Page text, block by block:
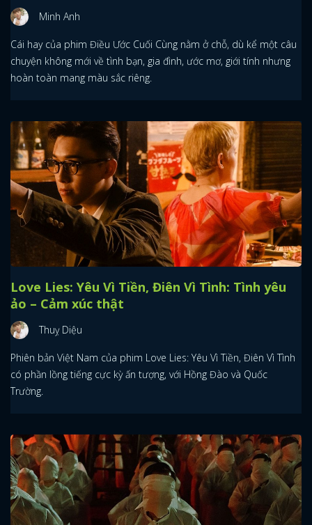
Minh Anh
Cái hay của phim Điều Ước Cuối Cùng nằm ở chỗ, dù kể một câu
chuyện không mới về tình bạn, gia đình, ước mơ, giới tính nhưng
hoàn toàn mang màu sắc riêng.
Love Lies: Yêu Vì Tiền, Điên Vì Tình: Tình yêu
ảo – Cảm xúc thật
Thuỵ Diệu
Phiên bản Việt Nam của phim Love Lies: Yêu Vì Tiền, Điên Vì Tình
có phần lồng tiếng cực kỳ ấn tượng, với Hồng Đào và Quốc
Trường.